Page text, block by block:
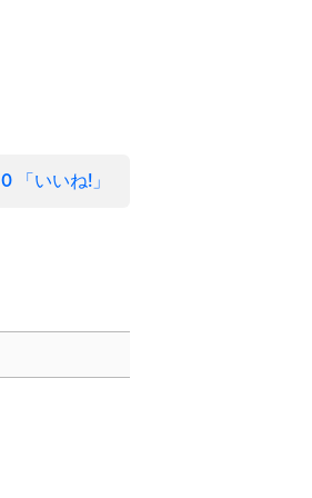
0 「いいね!」